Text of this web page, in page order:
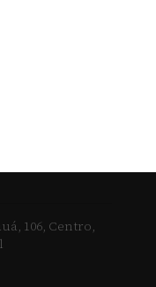
, 106, Centro,